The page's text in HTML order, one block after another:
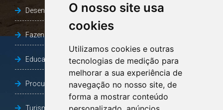
O nosso site usa
cookies
Utilizamos cookies e outras
tecnologias de medição para
melhorar a sua experiência de
navegação no nosso site, de
forma a mostrar conteúdo
Desenvolvimento Social
Fazenda e Desenvolvimento Econômico
Educação
Procuradoria Geral do Município
Turismo, Desporto e Cultura